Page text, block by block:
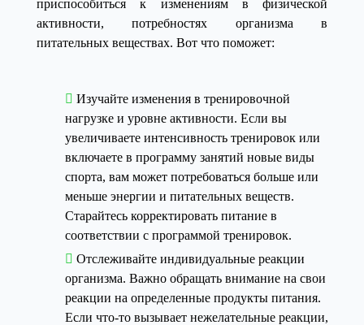
приспособиться к изменениям в физической
активности, потребностях организма в
питательных веществах. Вот что поможет:
Изучайте изменения в тренировочной
нагрузке и уровне активности. Если вы
увеличиваете интенсивность тренировок или
включаете в программу занятий новые виды
спорта, вам может потребоваться больше или
меньше энергии и питательных веществ.
Старайтесь корректировать питание в
соответствии с программой тренировок.
Отслеживайте индивидуальные реакции
организма. Важно обращать внимание на свои
реакции на определенные продукты питания.
Если что-то вызывает нежелательные реакции,